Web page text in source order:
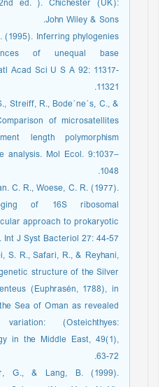
ed. ). Chichester (UK):
John Wiley & Sons.
(1995). Inferring phylogenies
of unequal base
Acad Sci U S A 92: 11317-
11321.
Streiff, R., Bode´ne´s, C., &
of microsatellites
length polymorphism
analysis. Mol Ecol. 9:1037–
1048.
C. R., Woese, C. R. (1977).
of 16S ribosomal
approach to prokaryotic
Int J Syst Bacteriol 27: 44-57.
S. R., Safari, R., & Reyhani,
structure of the Silver
(Euphrasén, 1788), in
Sea of Oman as revealed
(Osteichthyes:
in the Middle East, 49(1),
63-72.
G., & Lang, B. (1999).